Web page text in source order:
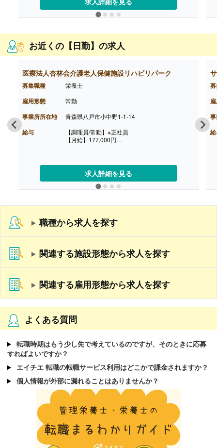
お近くの【日勤】の求人
医療法人杏林会介護老人保健施設リハビリパーク
募集職種 栄養士
雇用形態 常勤
事業所所在地 青森県八戸市小中野1-1-14
給与
【調理員/常勤】※正社員
【月給】177,000円
・早番手当 400円/回（月13回程度）
・資格手当 10,000円/月（調理師免許保持者）
【通勤手当】あり（上限13,000円/月）
【昇給】なし
求人詳細を見る
職種から求人を探す
関連する施設形態から求人を探す
関連する雇用形態から求人を探す
よくある質問
転職時期はもう少し先で考えているのですが、そのときに応募
すればよいですか？
エイチエ 転職の転職サービス利用はどこかで課金されますか？
個人情報が外部に漏れることはありませんか？